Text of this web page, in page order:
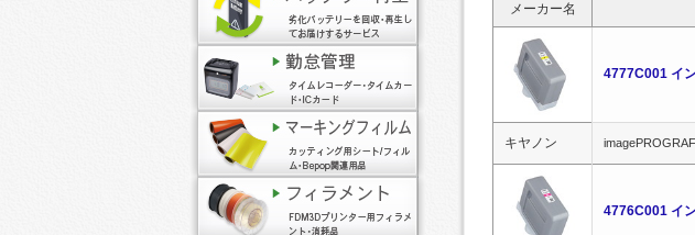
メーカー名
4777C001 イ
キヤノン
4776C001 イ